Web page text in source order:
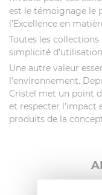
est le témoignage le
l’Excellence en
Toutes les
simplicité
Une autre valeur
l’environnement.
Cristel met un point
et respecter l’impact
produits de la